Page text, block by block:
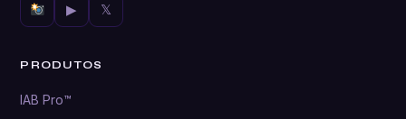
▶ 𝕏
PRODUTOS
IAB Pro™